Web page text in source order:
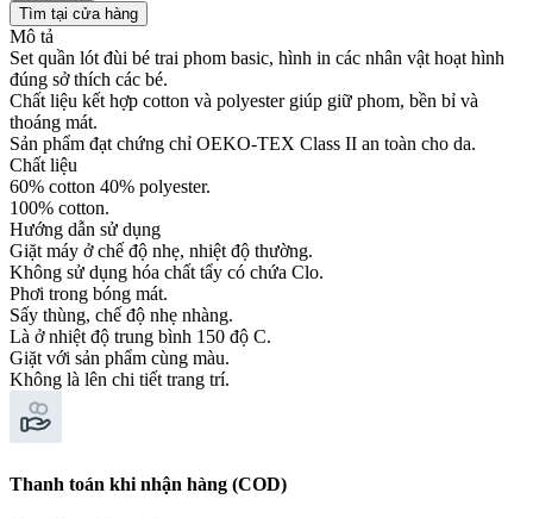
Tìm tại cửa hàng
Mô tả
Set quần lót đùi bé trai phom basic, hình in các nhân vật hoạt hình
đúng sở thích các bé.
Chất liệu kết hợp cotton và polyester giúp giữ phom, bền bỉ và
thoáng mát.
Sản phẩm đạt chứng chỉ OEKO-TEX Class II an toàn cho da.
Chất liệu
60% cotton 40% polyester.
100% cotton.
Hướng dẫn sử dụng
Giặt máy ở chế độ nhẹ, nhiệt độ thường.
Không sử dụng hóa chất tẩy có chứa Clo.
Phơi trong bóng mát.
Sấy thùng, chế độ nhẹ nhàng.
Là ở nhiệt độ trung bình 150 độ C.
Giặt với sản phẩm cùng màu.
Không là lên chi tiết trang trí.
Thanh toán khi nhận hàng (COD)